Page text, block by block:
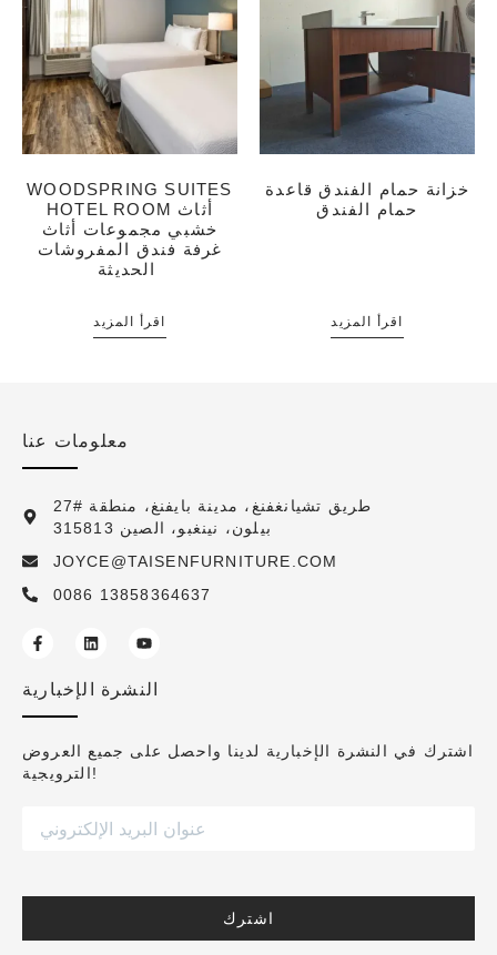
WOODSPRING SUITES
HOTEL ROOM أثاث
خشبي مجموعات أثاث
غرفة فندق المفروشات
اقرأ المزيد
خزانة حمام الفندق قاعدة
حمام الفندق
اقرأ المزيد
معلومات عنا
27# طريق تشيانغفنغ، مدينة بايفنغ، منطقة
بيلون، نينغبو، الصين 315813
JOYCE@TAISENFURNITURE.COM
0086 13858364637
النشرة الإخبارية
اشترك في النشرة الإخبارية لدينا واحصل على جميع العروض
الترويجية!
اشترك